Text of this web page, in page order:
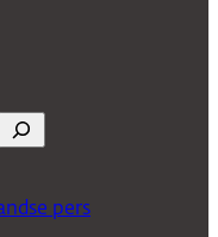
pers